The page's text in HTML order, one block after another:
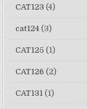
CAT123 (4)
cat124 (3)
CAT125 (1)
CAT126 (2)
CAT131 (1)